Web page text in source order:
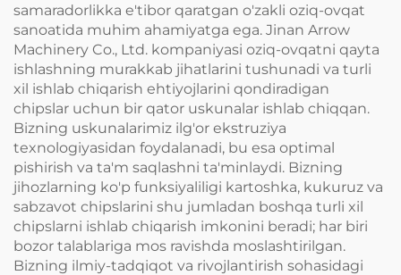
samaradorlikka e'tibor qaratgan o'zakli oziq-ovqat
sanoatida muhim ahamiyatga ega. Jinan Arrow
Machinery Co., Ltd. kompaniyasi oziq-ovqatni qayta
ishlashning murakkab jihatlarini tushunadi va turli
xil ishlab chiqarish ehtiyojlarini qondiradigan
chipslar uchun bir qator uskunalar ishlab chiqqan.
Bizning uskunalarimiz ilg'or ekstruziya
texnologiyasidan foydalanadi, bu esa optimal
pishirish va ta'm saqlashni ta'minlaydi. Bizning
jihozlarning ko'p funksiyaliligi kartoshka, kukuruz va
sabzavot chipslarini shu jumladan boshqa turli xil
chipslarni ishlab chiqarish imkonini beradi; har biri
bozor talablariga mos ravishda moslashtirilgan.
Bizning ilmiy-tadqiqot va rivojlantirish sohasidagi